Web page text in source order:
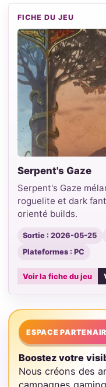
FICHE DU JEU
Serpent's Gaze
Serpent's Gaze
roguelite et dark
orienté builds.
Sortie : 2026-05-25
Plateformes : PC
Voir la fiche du jeu
ESPACE
Boostez votre
Nous créons des